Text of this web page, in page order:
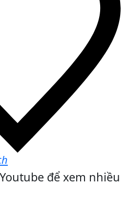
để xem nhiều